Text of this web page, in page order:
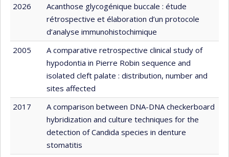
2026
Acanthose glycogénique buccale : étude
rétrospective et élaboration d’un protocole
d’analyse immunohistochimique
2005
A comparative retrospective clinical study of
hypodontia in Pierre Robin sequence and
isolated cleft palate : distribution, number and
sites affected
2017
A comparison between DNA-DNA checkerboard
hybridization and culture techniques for the
detection of Candida species in denture
stomatitis